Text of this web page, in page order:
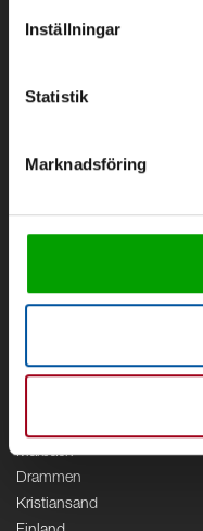
Inställningar
Statistik
Marknadsföring
Om oss
Kontakt
Vattenförsörjning
Geoenergi
Cirkulation
Kontor
Stockholm
Marbäck
Drammen
Kristiansand